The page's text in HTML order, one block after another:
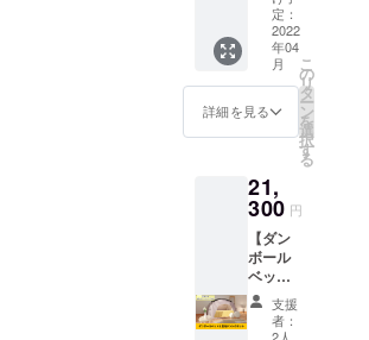
高さ
360mm
※送料込
みのお
値段で
す。
付き】
ダン
ボール
トイ
レ、5回
分の凝
固剤を3
袋、ポ
とお礼
のメッ
セージ
をお届
けしま
す。 ト
イレ
（強化
ダン
定：
2022
年04
月
詳細を見る
こ
の
リ
タ
ー
ン
を
選
択
す
る
21,
300 円
【ダン
ボール
ベッド
と室内
テント
のセッ
支援
者：
2人